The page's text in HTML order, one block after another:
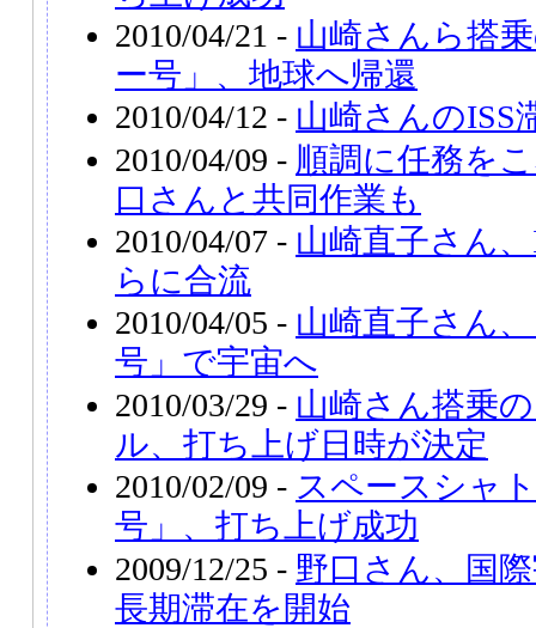
2010/04/21 - 山崎さんら搭
ー号」、地球へ帰還
2010/04/12 - 山崎さんのISS
2010/04/09 - 順調に任務を
口さんと共同作業も
2010/04/07 - 山崎直子さん
らに合流
2010/04/05 - 山崎直子さん
号」で宇宙へ
2010/03/29 - 山崎さん搭乗
ル、打ち上げ日時が決定
2010/02/09 - スペースシャ
号」、打ち上げ成功
2009/12/25 - 野口さん、国
長期滞在を開始